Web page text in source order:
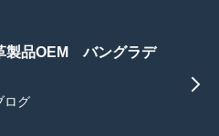
製品OEM バングラデ
ログ